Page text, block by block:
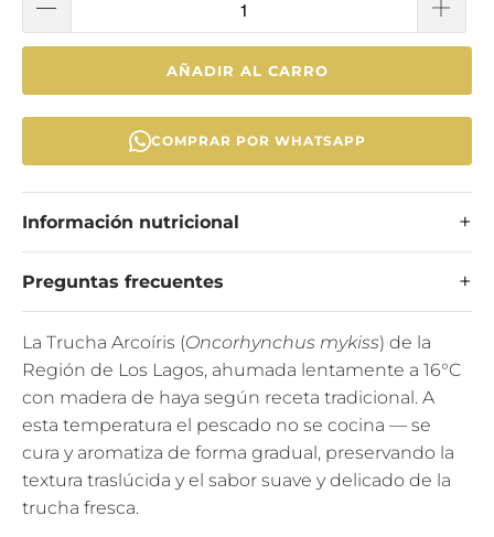
AÑADIR AL CARRO
COMPRAR POR WHATSAPP
Información nutricional
Preguntas frecuentes
La Trucha Arcoíris (Oncorhynchus mykiss) de la
Región de Los Lagos, ahumada lentamente a 16°C
con madera de haya según receta tradicional. A
esta temperatura el pescado no se cocina — se
cura y aromatiza de forma gradual, preservando la
textura traslúcida y el sabor suave y delicado de la
trucha fresca.